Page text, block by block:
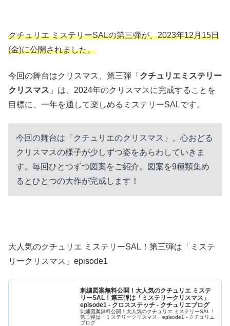
クチュリエ ミステリーSALの第三弾が、2023年12月15日
(金)に公開されました。
今回の舞台はクリスマス、第三弾「 クチュリエミステリー
クリスマス 」は、2024年のクリスマスに完成することを
目標に、一年を通して楽しめるミステリーSALです。
今回の舞台は「クチュリエのクリスマス」。心おどる
クリスマスの様子が少しずつ姿をあらわしていきま
す。毎回ひとつずつ図案をご紹介。図案を9種類集め
るとひとつの大作が完成します！
大人気のクチュリエ ミステリーSAL！第三弾は「ミステ
リークリスマス」episode1
刺繍図案無料公開！大人気のクチュリエ ミステ
リーSAL！第三弾は「ミステリークリスマス」
episode1 - クロスステッチ - クチュリエブログ
刺繍図案無料公開！大人気のクチュリエ ミステリーSAL！
第三弾は「ミステリークリスマス」episode1 - クチュリエ
ブログ